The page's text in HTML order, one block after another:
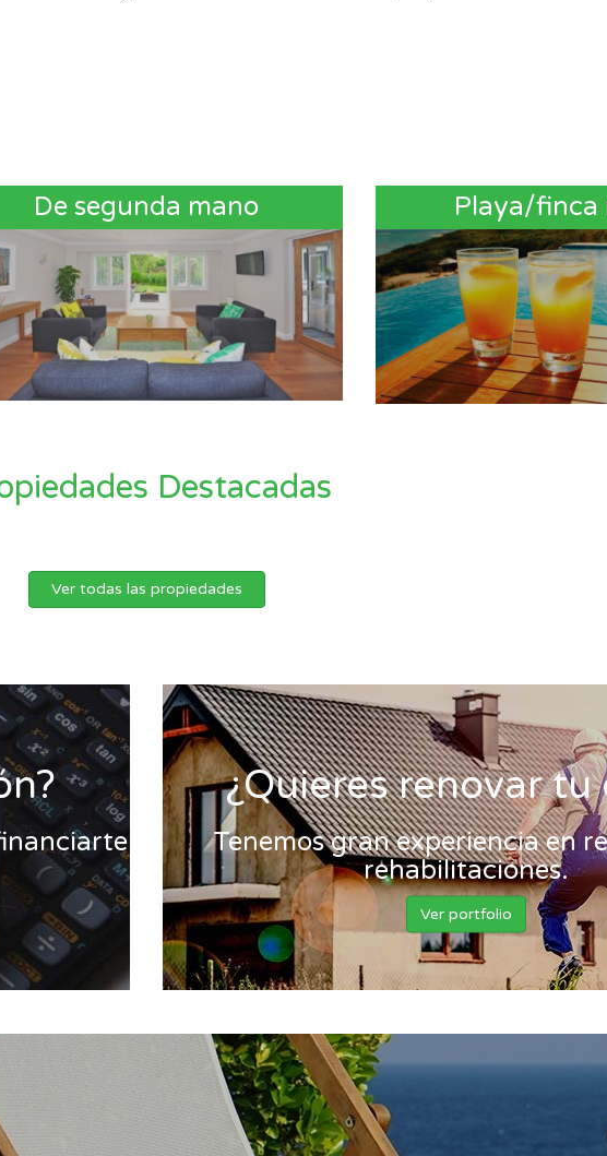
De segunda mano Playa/finca
Destacadas
Ver todas las propiedades
¿Quieres renovar tu
Tenemos gran experiencia en
rehabilitaciones.
Ver portfolio